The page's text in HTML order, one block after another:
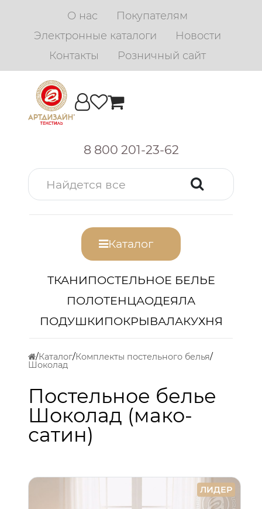
О нас
Покупателям
Электронные каталоги
Новости
Контакты
Розничный сайт
8 800 201-23-62
Каталог
ТКАНИПОСТЕЛЬНОЕ БЕЛЬЕ
ПОЛОТЕНЦАОДЕЯЛА
ПОДУШКИПОКРЫВАЛАКУХНЯ
Каталог Комплекты постельного белья
Шоколад
Постельное белье
Шоколад (мако-
сатин)
ЛИДЕР